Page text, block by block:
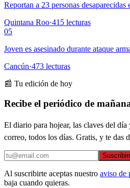
Reportan a 23 personas
Quintana Roo·415 lecturas
05
Joven es asesinado durante ataque
Cancún·473 lecturas
📰 Tu edición de hoy
Recibe el periódico de
El diario para hojear, las claves del
correo, todos los días. Gratis, y te das
Al suscribirte aceptas nuestro aviso de
baja cuando quieras.